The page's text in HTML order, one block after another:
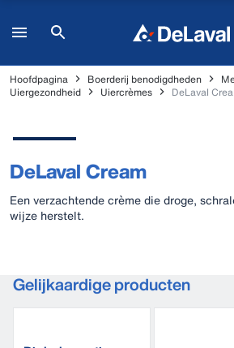
Hoofdpagina Boerderij benodigdheden
Uiergezondheid
Uiercrèmes DeLaval
DeLaval Cream
Een verzachtende crème die droge,
wijze herstelt.
Gelijkaardige producten